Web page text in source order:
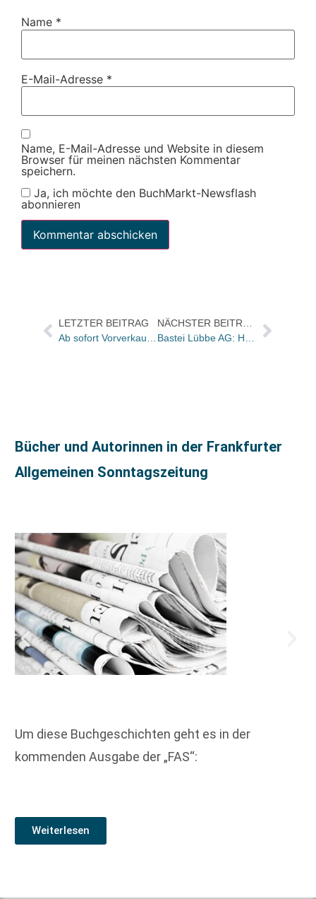
Name *
E-Mail-Adresse *
Name, E-Mail-Adresse und Website in diesem
Browser für meinen nächsten Kommentar
speichern.
Ja, ich möchte den BuchMarkt-Newsflash
abonnieren
LETZTER BEITRAG
Ab sofort Vorverkauf für hr2-kultur-Events im hr-Sendesaal
NÄCHSTER BEITRAG
Bastei Lübbe AG: Heike Kronenberg neu im Presseteam
Bücher und Autorinnen in der Frankfurter
Allgemeinen Sonntagszeitung
Um diese Buchgeschichten geht es in der
kommenden Ausgabe der „FAS“:
Weiterlesen